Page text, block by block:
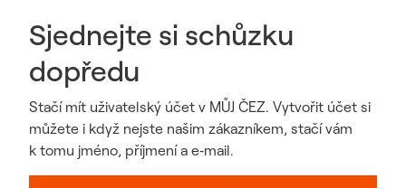
Sjednejte si schůzku
dopředu
Stačí mít uživatelský účet v MŮJ ČEZ. Vytvořit účet si
můžete i když nejste našim zákazníkem, stačí vám
k tomu jméno, příjmení a e‑mail.